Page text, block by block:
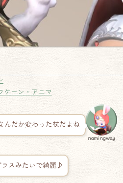
ケーン・アニマ
んだか変わった杖だよね
namingway
スみたいで綺麗♪